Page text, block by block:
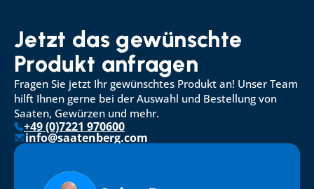
Jetzt das gewünschte
Produkt anfragen
Fragen Sie jetzt Ihr gewünschtes Produkt an! Unser Team
hilft Ihnen gerne bei der Auswahl und Bestellung von
Saaten, Gewürzen und mehr.
+49 (0)7221 970600
info@saatenberg.com